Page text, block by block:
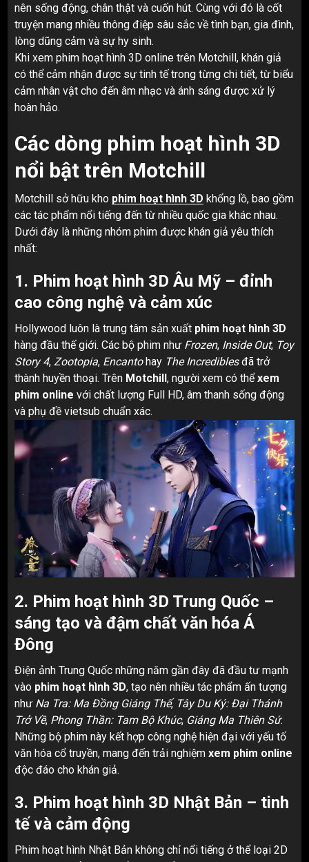
nên sống động, chân thật và cuốn hút. Cùng với đó là cốt
truyện mang nhiều thông điệp sâu sắc về tình bạn, gia đình,
lòng dũng cảm và sự hy sinh.
Khi xem phim hoạt hình 3D online trên Motchill, khán giả
có thể cảm nhận được sự tinh tế trong từng chi tiết, từ biểu
cảm nhân vật cho đến âm nhạc và ánh sáng được xử lý
hoàn hảo.
Các dòng phim hoạt hình 3D
nổi bật trên Motchill
Motchill sở hữu kho phim hoạt hình 3D khổng lồ, bao gồm
các tác phẩm nổi tiếng đến từ nhiều quốc gia khác nhau.
Dưới đây là những nhóm phim được khán giả yêu thích
nhất:
1. Phim hoạt hình 3D Âu Mỹ – đỉnh
cao công nghệ và cảm xúc
Hollywood luôn là trung tâm sản xuất phim hoạt hình 3D
hàng đầu thế giới. Các bộ phim như Frozen, Inside Out, Toy
Story 4, Zootopia, Encantohay The Incrediblesđã trở
thành huyền thoại. Trên Motchill, người xem có thểxem
phim online với chất lượng Full HD, âm thanh sống động
và phụ đề vietsub chuẩn xác.
2. Phim hoạt hình 3D Trung Quốc –
sáng tạo và đậm chất văn hóa Á
Đông
Điện ảnh Trung Quốc những năm gần đây đã đầu tư mạnh
vào phim hoạt hình 3D, tạo nên nhiều tác phẩm ấn tượng
như Na Tra: Ma Đồng Giáng Thế, Tây Du Ký: Đại Thánh
Trở Về, Phong Thần: Tam Bộ Khúc, Giáng Ma Thiên Sứ.
Những bộ phim này kết hợp công nghệ hiện đại với yếu tố
văn hóa cổ truyền, mang đến trải nghiệm xem phim online
độc đáo cho khán giả.
3. Phim hoạt hình 3D Nhật Bản – tinh
tế và cảm động
Phim hoạt hình Nhật Bản không chỉ nổi tiếng ở thể loại 2D